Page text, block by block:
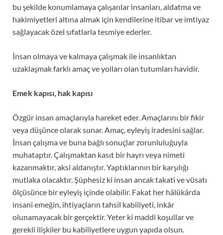
bu şekilde konumlamaya çalışanlar insanları, aldatma ve
hakimiyetleri altına almak için kendilerine itibar ve imtiyaz
sağlayacak özel sıfatlarla tesmiye ederler.
İnsan olmaya ve kalmaya çalışmak ile insanlıktan
uzaklaşmak farklı amaç ve yolları olan tutumları havidir.
Emek kapısı, hak kapısı
Özgür insan amaçlarıyla hareket eder. Amaçlarını bir fikir
veya düşünce olarak sunar. Amaç, eyleyiş iradesini sağlar.
İnsan çalışma ve buna bağlı sonuçlar zorunluluğuyla
muhataptır. Çalışmaktan kasıt bir hayrı veya nimeti
kazanmaktır, aksi aldanıştır. Yaptıklarının bir karşılığı
mutlaka olacaktır. Şüphesiz ki insan ancak takati ve vüsatı
ölçüsünce bir eyleyiş içinde olabilir. Fakat her hâlükârda
insani emeğin, ihtiyaçların tahsil kabiliyeti, inkâr
olunamayacak bir gerçektir. Yeter ki maddi koşullar ve
gerekli ilişkiler bu kabiliyetlere uygun yapıda olsun.